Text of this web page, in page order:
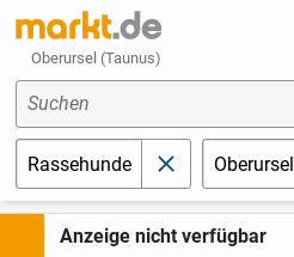
Oberursel (Taunus)
Anzeige nicht verfügbar
Suchen
Rassehunde schließenOberursel